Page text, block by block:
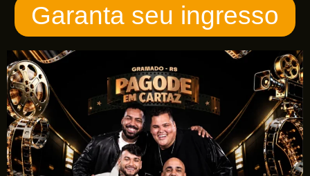
Garanta seu ingresso